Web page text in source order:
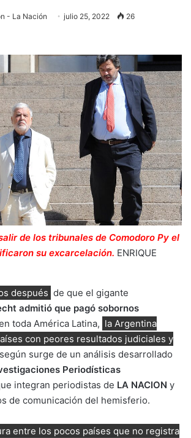
- La Nación julio 25, 2022 26
de los tribunales de Comodoro Py el
su excarcelación. ENRIQUE
después de que el gigante
admitió que pagó sobornos
toda América Latina, la Argentina
con peores resultados judiciales y
surge de un análisis desarrollado
Periodísticas
integran periodistas de LA NACION y
de comunicación del hemisferio.
entre los pocos países que no registra